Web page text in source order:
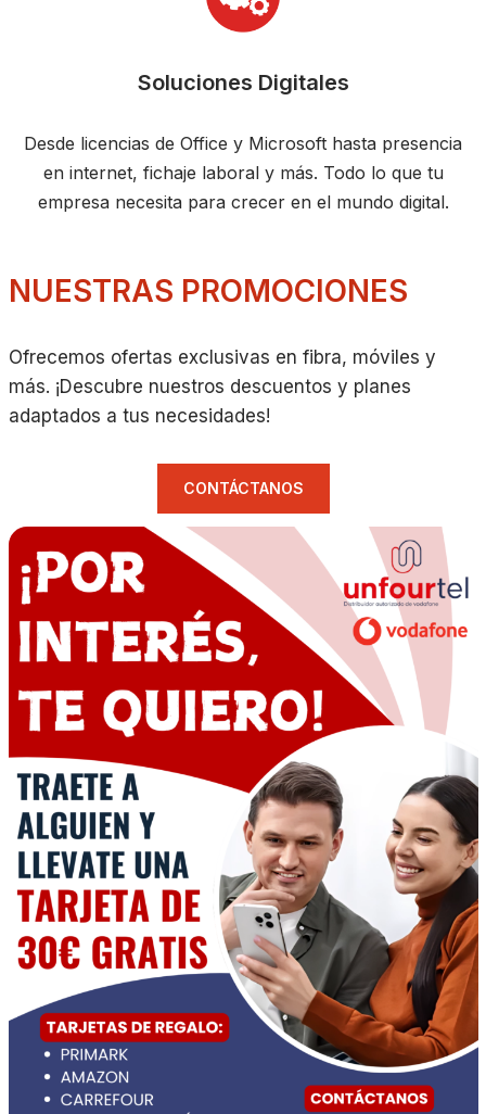
Soluciones Digitales
Desde licencias de Office y Microsoft hasta presencia
en internet, fichaje laboral y más. Todo lo que tu
empresa necesita para crecer en el mundo digital.
NUESTRAS PROMOCIONES
Ofrecemos ofertas exclusivas en fibra, móviles y
más. ¡Descubre nuestros descuentos y planes
adaptados a tus necesidades!
CONTÁCTANOS